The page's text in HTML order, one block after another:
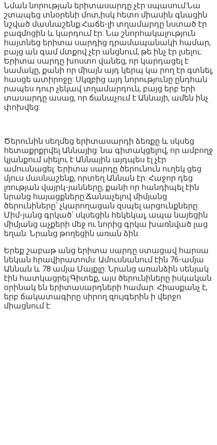
Նման նորության երիտասարդը չէր սպասում:Նա
շտապեց տնօրենի մոտ,իսկ հետո միասին գնացին
նշված մասնաշենք:Հաճե-լի տղամարդը նստած էր
բազմոցին և կարդում էր: Նա շնորհակալություն
հայտնեց երիտա սարդից դրամապանակի համար,
բայց ան գամ մտքով չէր անցնում, թե ինչ էր լսելու:
Երիտա սարդը խոստո վանեց, որ կարդացել է
նամակը, քանի որ միայն այդ կերպ կա րող էր գտնել,
հասցե ատիրոջը: Սկզբից այդ նորությունը ընդհան
րապես դուր չեկավ տղամարդուն, բայց երբ երի
տասարդը ասաց, որ ճանաչում է Աննայի, ամեն ինչ
փոխվեց:
Ծերունին սեղմեց երիտասարդի ձեռքը և սկսեց
հետաքրքրվել Աննայից: նա գիտակցելով, որ ամբողջ
կյանքում սիելու է Աննային այդպես էլ չէր
ամուսնացել: Երիտա սարդը ծերունուն ուղեկ ցեց
մյուս մասնաշենք, որտեղ Աննան էր: Հաջոր դեց
լռության վայրկ-յանները, քանի որ հանդիպել էին
նրանց հայացքները:Ճանաչելով միմյանց
ծերունիները՝ չկարողացան զսպել արցունքները:
Միմ-յանց գրկած՝ սկսեցին հեկեկալ, ապա նայեցին
միմյանց աչքերի մեջ ու նորից գրկա խառնված լաց
եղան: Նրանց թողեցին առան ձին:
Երեք շաբաթ անց երիտա սարդը ստացավ հարսա
նեկան հրավիրատոմս: Ամուսնանում էին 76-ամյա
Աննան և 78 ամյա Մայքլը: Նրանց առանձին սենյակ
էին հատկացրել:Գիտեք, այս ծերունիները իսկական
օրինակ են երիտասարդների համար: Հիասքանչ է,
երբ ճակատագիրը սիրող զույգերին ի վերջո
միացնում է: